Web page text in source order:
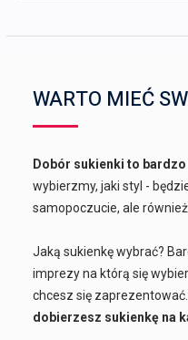
WARTO MIEĆ
Dobór sukienki to
wybierzmy, jaki styl -
samopoczucie, ale
Jaką sukienkę wybrać?
imprezy na którą się
chcesz się zaprezentować.
dobierzesz sukienkę na